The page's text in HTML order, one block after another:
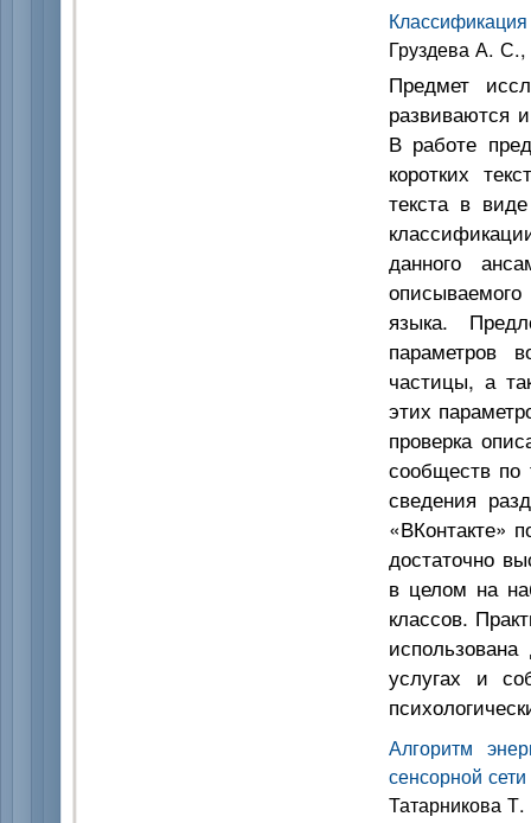
Груздева А.
Предмет
развиваются
В работе
коротких
текста в
данного
языка.
параметров
частицы, а
этих
проверка
сообществ по
сведения
«ВКонтакте»
достаточно
в целом на
классов.
услугах и
Алгоритм
сенсорной сети
Татарникова